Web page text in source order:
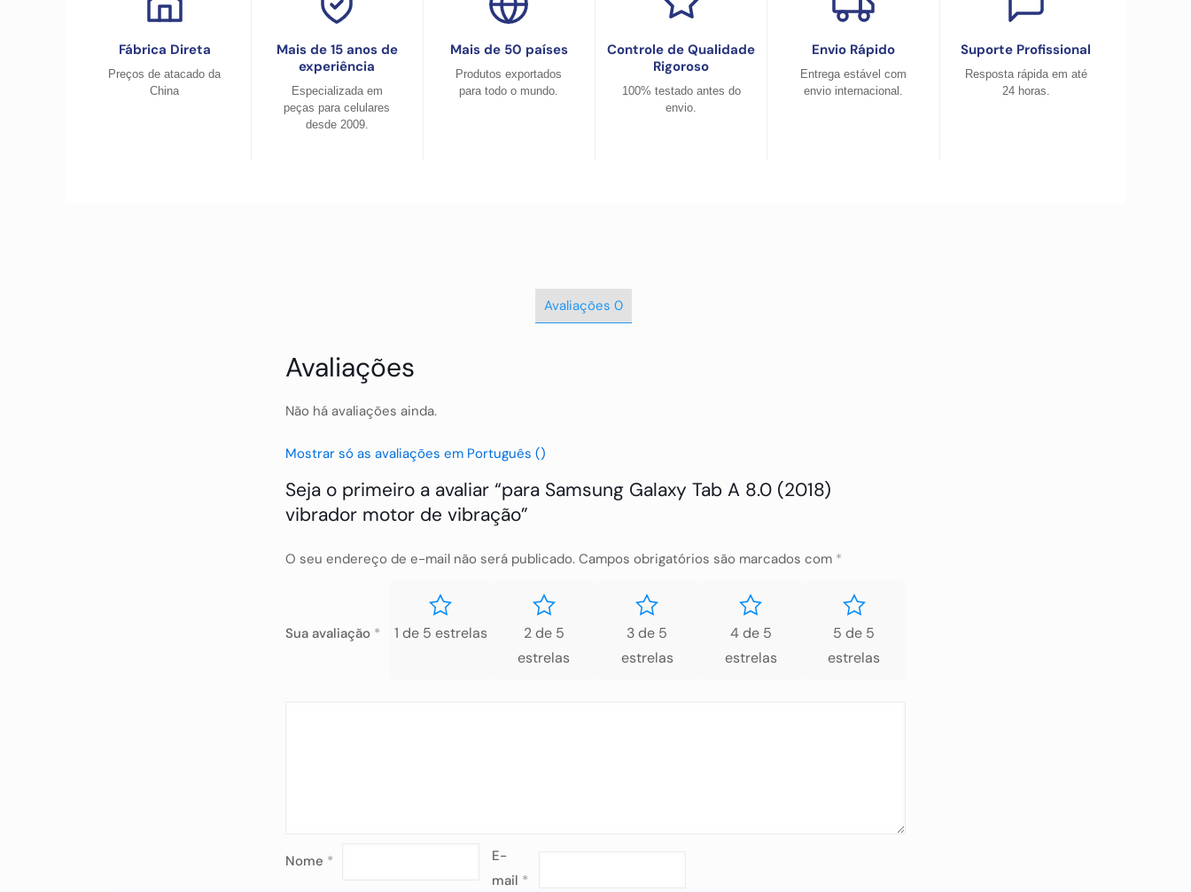
Fábrica Direta
Preços de atacado da
China
Mais de 15 anos de
experiência
Especializada em
peças para celulares
desde 2009.
Mais de 50 países
Produtos exportados
para todo o mundo.
Controle de Qualidade
Rigoroso
100% testado antes do
envio.
Envio Rápido
Entrega estável com
envio internacional.
Suporte Profissional
Resposta rápida em até
24 horas.
Avaliações 0
Avaliações
Não há avaliações ainda.
Mostrar só as avaliações em Português ()
Seja o primeiro a avaliar “para Samsung Galaxy Tab A 8.0 (2018)
vibrador motor de vibração”
O seu endereço de e-mail não será publicado. Campos obrigatórios são marcados com *
Sua avaliação * 1 de 5 estrelas
2 de 5
estrelas
3 de 5
estrelas
4 de 5
estrelas
5 de 5
estrelas
Nome *
E-
mail *